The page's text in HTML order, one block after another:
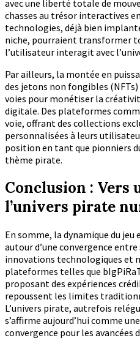
avec une liberté totale de
chasses au trésor interactives
technologies, déjà bien
niche, pourraient transformer
l’utilisateur interagit avec
Par ailleurs, la montée en
des jetons non fongibles
voies pour monétiser la
digitale. Des plateformes
voie, offrant des collections
personnalisées à leurs
position en tant que pionniers
thème pirate.
Conclusion : Vers
l’univers pirate
En somme, la dynamique du
autour d’une convergence
innovations technologiques et
plateformes telles que
proposant des expériences
repoussent les limites
L’univers pirate, autrefois
s’affirme aujourd’hui comme
convergence pour les avancées